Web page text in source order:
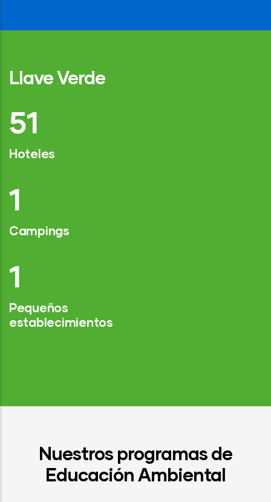
Llave Verde
75
Hoteles
2
Campings
1
Pequeños
establecimientos
Nuestros programas de
Educación Ambiental